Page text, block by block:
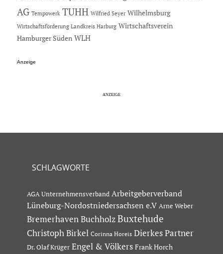
AG Tempowerk TUHH Wilfried Seyer Wilhelmsburg
Wirtschaftsförderung Landkreis Harburg Wirtschaftsverein
Hamburger Süden WLH
Anzeige
SCHLAGWORTE
AGA Unternehmensverband Arbeitgeberverband
Lüneburg-Nordostniedersachsen e.V Arne Weber
Bremerhaven Buchholz Buxtehude
Christoph Birkel Corinna Horeis Dierkes Partner
Dr. Olaf Krüger Engel & Völkers Frank Horch